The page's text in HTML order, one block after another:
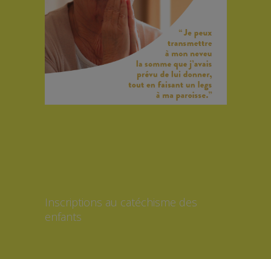
Inscriptions au catéchisme des
enfants